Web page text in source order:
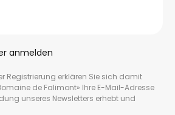
anmelden
Registrierung erklären Sie sich damit
de Falimont» Ihre E-Mail-Adresse
unseres Newsletters erhebt und